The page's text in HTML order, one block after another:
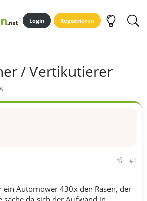
Login Registrieren
/ Vertikutierer
#1
Automower 430x den Rasen, der